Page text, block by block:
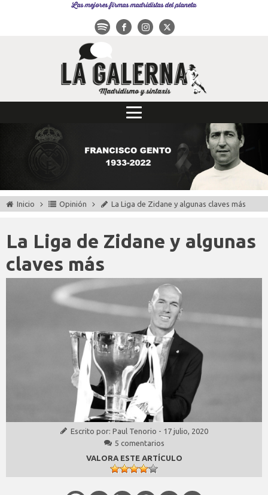
Las mejores firmas madridistas del planeta
Inicio Opinión La Liga de Zidane y algunas claves más
La Liga de Zidane y algunas
claves más
Escrito por: Paul Tenorio - 17 julio, 2020
5 comentarios
VALORA ESTE ARTÍCULO